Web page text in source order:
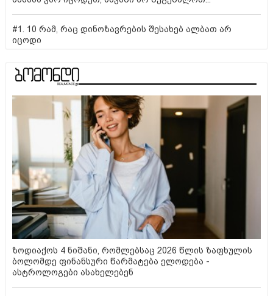
#1. 10 რამ, რაც დინოზავრების შესახებ ალბათ არ
იცოდი
ზოდიაქოს 4 ნიშანი, რომლებსაც 2026 წლის ზაფხულის
ბოლომდე ფინანსური წარმატება ელოდება -
ასტროლოგები ასახელებენ